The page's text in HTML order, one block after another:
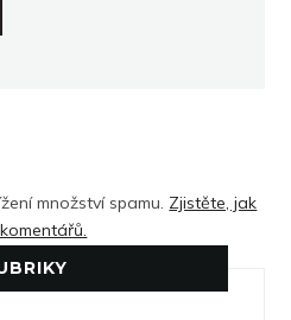
množství spamu. Zjistěte, jak